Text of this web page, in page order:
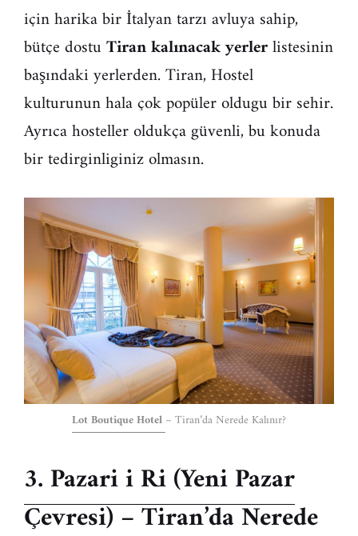
için harika bir İtalyan tarzı avluya sahip,
bütçe dostuTiran kalınacak yerlerlistesinin
başındaki yerlerden. Tiran, Hostel
kulturunun hala çok popüler oldugu bir sehir.
Ayrıca hosteller oldukça güvenli, bu konuda
bir tedirginliginiz olmasın.
Lot Boutique Hotel – Tiran’da Nerede Kalınır?
3. Pazari i Ri (Yeni Pazar
Çevresi)– Tiran’da Nerede